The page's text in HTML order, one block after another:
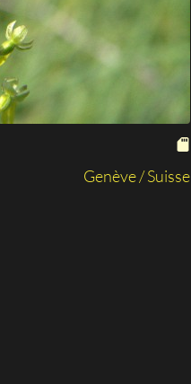
Genève / Suisse